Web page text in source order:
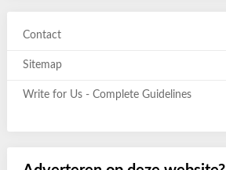
Contact
Sitemap
Write for Us - Complete Guidelines